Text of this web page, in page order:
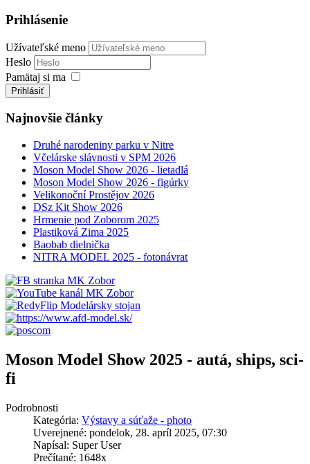
Prihlásenie
Užívateľské meno
Heslo
Pamätaj si ma
Prihlásiť
Najnovšie články
Druhé narodeniny parku v Nitre
Včelárske slávnosti v SPM 2026
Moson Model Show 2026 - lietadlá
Moson Model Show 2026 - figúrky
Velikonoční Prostějov 2026
DSz Kit Show 2026
Hrmenie pod Zoborom 2025
Plastiková Zima 2025
Baobab dielnička
NITRA MODEL 2025 - fotonávrat
Moson Model Show 2025 - autá, ships, sci-
fi
Podrobnosti
Kategória: Výstavy a súťaže - photo
Uverejnené: pondelok, 28. apríl 2025, 07:30
Napísal: Super User
Prečítané: 1648x